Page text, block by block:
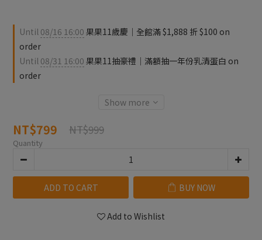
Until 08/16 16:00 果果11歲慶｜全館滿 $1,888 折 $100 on
order
Until 08/31 16:00 果果11抽豪禮｜滿額抽一年份乳清蛋白 on
order
Show more
NT$799 NT$999
Quantity
ADD TO CART BUY NOW
Add to Wishlist